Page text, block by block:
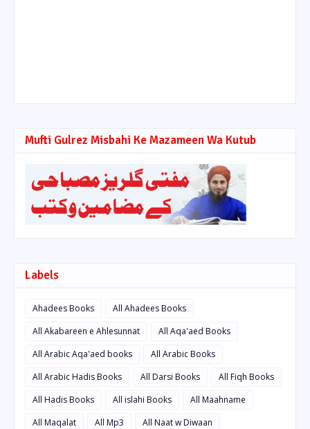
Mufti Gulrez Misbahi Ke Mazameen Wa Kutub
Labels
Ahadees Books
All Ahadees Books
All Akabareen e Ahlesunnat
All Aqa'aed Books
All Arabic Aqa'aed books
All Arabic Books
All Arabic Hadis Books
All Darsi Books
All Fiqh Books
All Hadis Books
All islahi Books
All Maahname
All Maqalat
All Mp3
All Naat w Diwaan